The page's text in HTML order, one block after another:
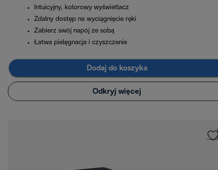
Intuicyjny, kolorowy wyświetlacz
Zdalny dostęp na wyciągnięcie ręki
Zabierz swój napój ze sobą
Łatwa pielęgnacja i czyszczenie
Dodaj do koszyka
Odkryj więcej